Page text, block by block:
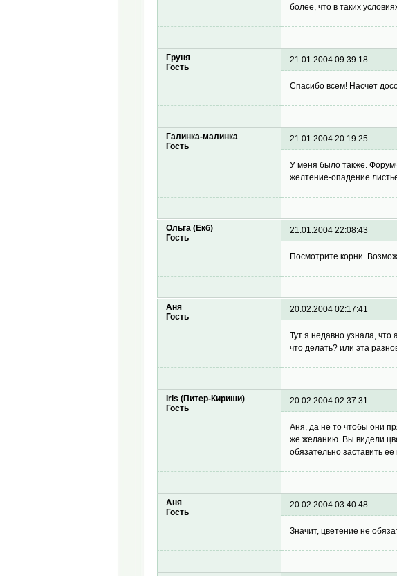
более, что в таких
Груня
Гость
21.01.2004 09:39:18
Спасибо всем! Насчет
Галинка-малинка
Гость
21.01.2004 20:19:25
У меня было также.
желтение-опадение
Ольга (Екб)
Гость
21.01.2004 22:08:43
Посмотрите корни.
Аня
Гость
20.02.2004 02:17:41
Тут я недавно узнала,
что делать? или эта
Iris (Питер-Кириши)
Гость
20.02.2004 02:37:31
Аня, да не то чтобы они
же желанию. Вы видели
обязательно заставить
Аня
Гость
20.02.2004 03:40:48
Значит, цветение не